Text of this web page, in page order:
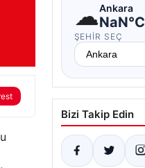
☁Ankara
NaN°C
ŞEHIR SEÇ
Bizi Takip Edin